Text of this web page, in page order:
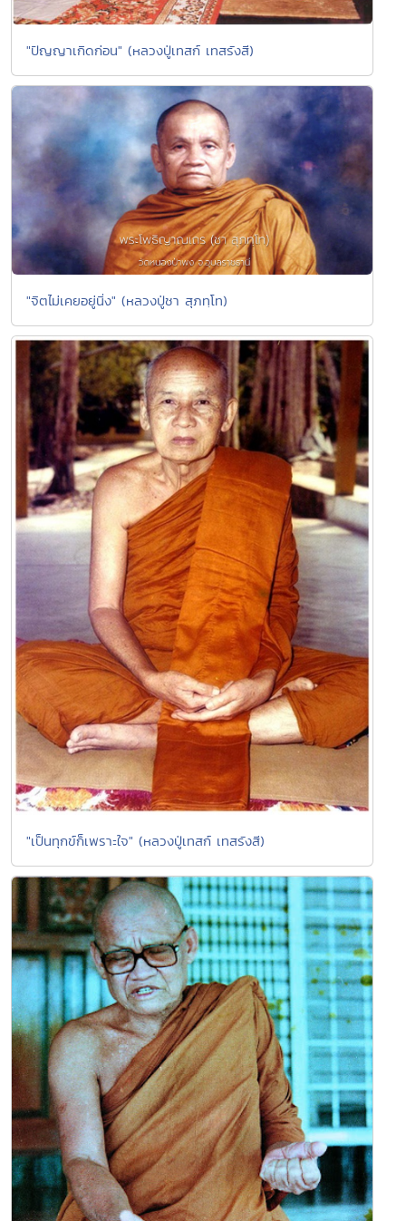
"ปัญญาเกิดก่อน" (หลวงปู่เทสก์ เทสรังสี)
"จิตไม่เคยอยู่นิ่ง" (หลวงปู่ชา สุภทฺโท)
"เป็นทุกข์ก็เพราะใจ" (หลวงปู่เทสก์ เทสรังสี)